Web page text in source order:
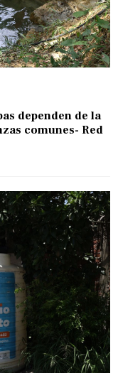
dependen de la
comunes- Red